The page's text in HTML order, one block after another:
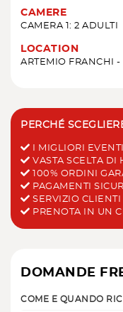
CAMERE
CAMERA 1: 2 ADULTI
LOCATION
ARTEMIO FRANCHI -
PERCHÉ
I MIGLIORI
VASTA SCELTA DI
100% ORDINI
PAGAMENTI
SERVIZIO
PRENOTA IN UN
DOMANDE
COME E QUANDO